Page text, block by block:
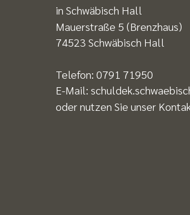
in Schwäbisch Hall
Mauerstraße 5 (Brenzhaus)
74523 Schwäbisch Hall
Telefon: 0791 71950
E-Mail:
oder nutzen Sie unser